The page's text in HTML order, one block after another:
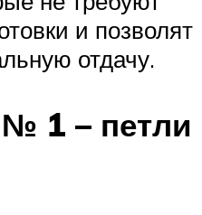
и позволят
отдачу.
1 – петли